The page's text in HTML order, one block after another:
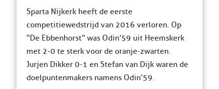
Sparta Nijkerk heeft de eerste
competitiewedstrijd van 2016 verloren. Op
“De Ebbenhorst” was Odin’59 uit Heemskerk
met 2-0 te sterk voor de oranje-zwarten.
Jurjen Dikker 0-1 en Stefan van Dijk waren de
doelpuntenmakers namens Odin’59.